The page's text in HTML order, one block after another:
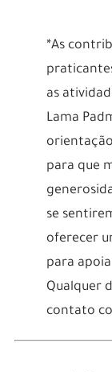
*As
as
Lama
para que
se
oferecer
para
Qualquer
contato